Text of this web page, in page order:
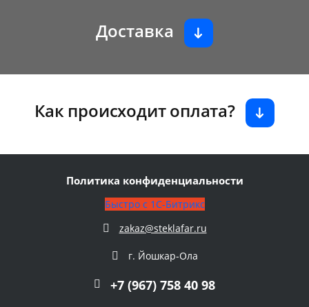
Доставка
Как происходит оплата?
Политика конфиденциальности
Быстро с 1С-Битрикс
zakaz@steklafar.ru
г. Йошкар-Ола
+7 (967) 758 40 98